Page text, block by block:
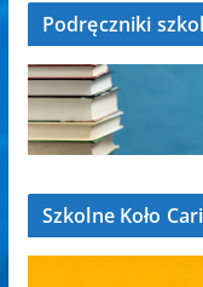
Podręczniki
Szkolne Koło